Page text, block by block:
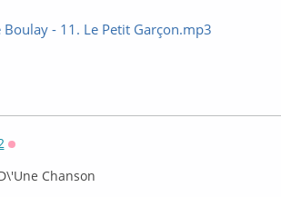
Boulay - 11. Le Petit Garçon.mp3
Chanson